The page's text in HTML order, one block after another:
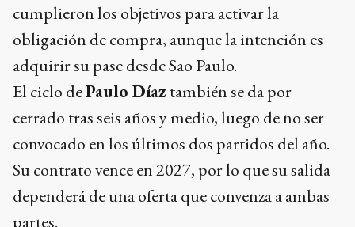
cumplieron los objetivos para activar la
obligación de compra, aunque la intención es
adquirir su pase desde Sao Paulo.
El ciclo dePaulo Díaz también se da por
cerrado tras seis años y medio, luego de no ser
convocado en los últimos dos partidos del año.
Su contrato vence en 2027, por lo que su salida
dependerá de una oferta que convenza a ambas
partes.